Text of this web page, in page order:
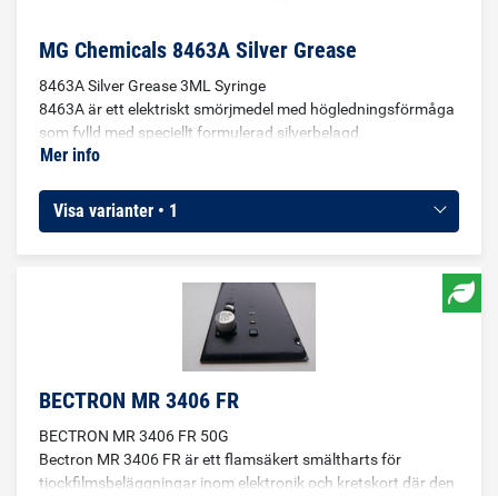
MG Chemicals 8463A Silver Grease
8463A Silver Grease 3ML Syringe
8463A är ett elektriskt smörjmedel med högledningsförmåga
som fylld med speciellt formulerad silverbelagd
aluminiumflingor. Den är ett kostnadseffektivt alternativ till
termiska egenskaper jämfört med kolbaserade fetter. Den
fyller tomrum mellan angränsande delar, vilket säkerställer en
variabelkondensatorer, rullinduktorer, rullager, släpring,
glidkontakter och potentiometrar.
Mer info
Visa varianter • 1
BECTRON MR 3406 FR
BECTRON MR 3406 FR 50G
Bectron MR 3406 FR är ett flamsäkert smältharts för
tjockfilmsbeläggningar inom elektronik och kretskort där den